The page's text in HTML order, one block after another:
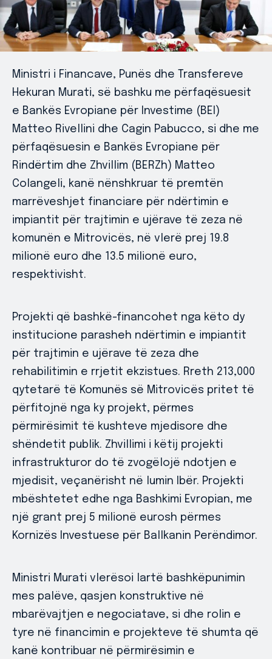
Ministri i Financave, Punës dhe Transfereve
Hekuran Murati, së bashku me përfaqësuesit
e Bankës Evropiane për Investime (BEI)
Matteo Rivellini dhe Cagin Pabucco, si dhe me
përfaqësuesin e Bankës Evropiane për
Rindërtim dhe Zhvillim (BERZh) Matteo
Colangeli, kanë nënshkruar të premtën
marrëveshjet financiare për ndërtimin e
impiantit për trajtimin e ujërave të zeza në
komunën e Mitrovicës, në vlerë prej 19.8
milionë euro dhe 13.5 milionë euro,
respektivisht.
Projekti që bashkë-financohet nga këto dy
institucione parasheh ndërtimin e impiantit
për trajtimin e ujërave të zeza dhe
rehabilitimin e rrjetit ekzistues. Rreth 213,000
qytetarë të Komunës së Mitrovicës pritet të
përfitojnë nga ky projekt, përmes
përmirësimit të kushteve mjedisore dhe
shëndetit publik. Zhvillimi i këtij projekti
infrastrukturor do të zvogëlojë ndotjen e
mjedisit, veçanërisht në lumin Ibër. Projekti
mbështetet edhe nga Bashkimi Evropian, me
një grant prej 5 milionë eurosh përmes
Kornizës Investuese për Ballkanin Perëndimor.
Ministri Murati vlerësoi lartë bashkëpunimin
mes palëve, qasjen konstruktive në
mbarëvajtjen e negociatave, si dhe rolin e
tyre në financimin e projekteve të shumta që
kanë kontribuar në përmirësimin e